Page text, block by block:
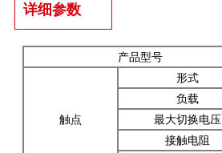
详细参数
产品型号
触点
形式
负载
最大切换电压
接触电阻